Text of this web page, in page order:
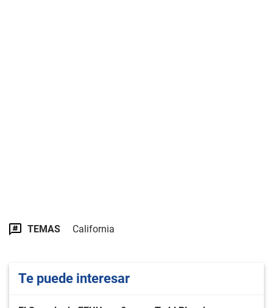
TEMAS California
Te puede interesar